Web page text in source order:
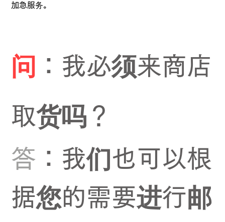
加急服务。
问 ：我必须来商店
取货吗？
答 ：我们也可以根
据您的需要进行邮